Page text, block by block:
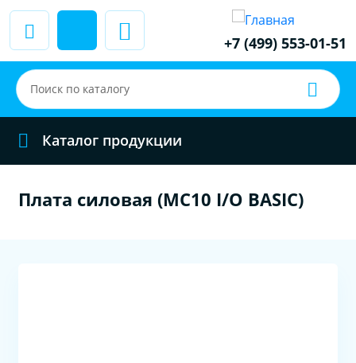
+7 (499) 553-01-51
Каталог продукции
Плата силовая (MC10 I/O BASIC)